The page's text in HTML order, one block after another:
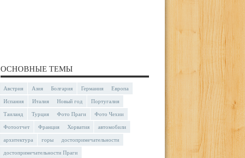
ОСНОВНЫЕ ТЕМЫ
Австрия Азия Болгария Германия Европа
Испания Италия Новый год Португалия
Таиланд Турция Фото Праги Фото Чехии
Фотоотчет Франция Хорватия автомобили
архитектура горы достопримечательности
достопримечательности Праги